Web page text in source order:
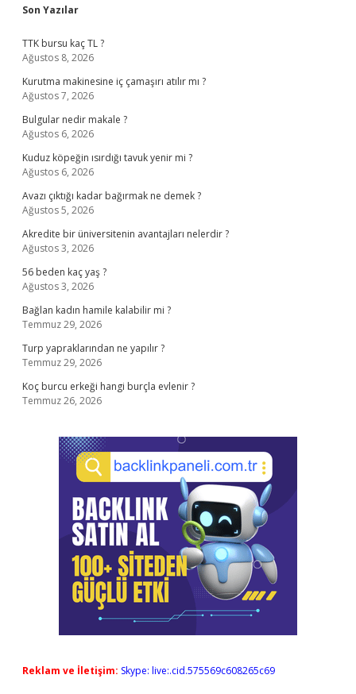
Sidebar
Son Yazılar
TTK bursu kaç TL ?
Ağustos 8, 2026
Kurutma makinesine iç çamaşırı atılır mı ?
Ağustos 7, 2026
Bulgular nedir makale ?
Ağustos 6, 2026
Kuduz köpeğin ısırdığı tavuk yenir mi ?
Ağustos 6, 2026
Avazı çıktığı kadar bağırmak ne demek ?
Ağustos 5, 2026
Akredite bir üniversitenin avantajları nelerdir ?
Ağustos 3, 2026
56 beden kaç yaş ?
Ağustos 3, 2026
Bağlan kadın hamile kalabilir mi ?
Temmuz 29, 2026
Turp yapraklarından ne yapılır ?
Temmuz 29, 2026
Koç burcu erkeği hangi burçla evlenir ?
Temmuz 26, 2026
Reklam ve İletişim: Skype: live:.cid.575569c608265c69